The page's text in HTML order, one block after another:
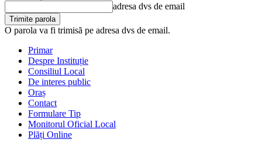
adresa dvs de email
O parola va fi trimisă pe adresa dvs de email.
Primar
Despre Instituție
Consiliul Local
De interes public
Oraș
Contact
Formulare Tip
Monitorul Oficial Local
Plăți Online